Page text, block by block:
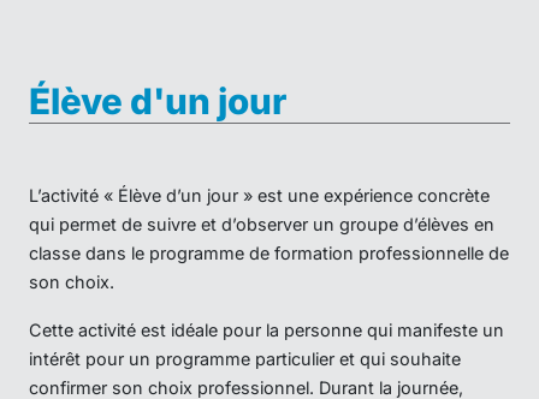
Élève d'un jour
L’activité « Élève d’un jour » est une expérience concrète
qui permet de suivre et d’observer un groupe d’élèves en
classe dans le programme de formation professionnelle de
son choix.
Cette activité est idéale pour la personne qui manifeste un
intérêt pour un programme particulier et qui souhaite
confirmer son choix professionnel. Durant la journée,